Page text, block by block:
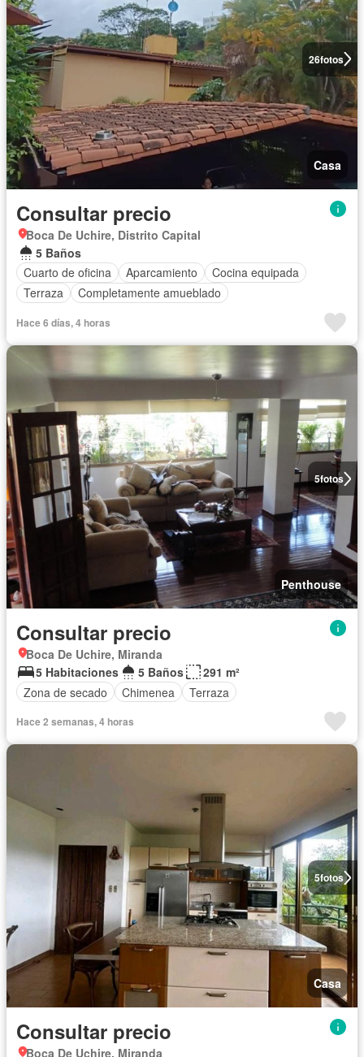
26fotos
Casa
Consultar precio
Boca De Uchire, Distrito Capital
5 Baños
Cuarto de oficina
Aparcamiento
Cocina equipada
Terraza
Completamente amueblado
Hace 6 días, 4 horas
5fotos
Penthouse
Consultar precio
Boca De Uchire, Miranda
5 Habitaciones
5 Baños
291 m²
Zona de secado
Chimenea Terraza
Hace 2 semanas, 4 horas
5fotos
Casa
Consultar precio
Boca De Uchire, Miranda